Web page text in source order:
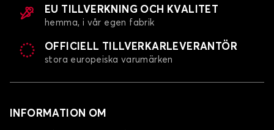
EU TILLVERKNING OCH KVALITET
hemma, i vår egen fabrik
OFFICIELL TILLVERKARLEVERANTÖR
stora europeiska varumärken
INFORMATION OM